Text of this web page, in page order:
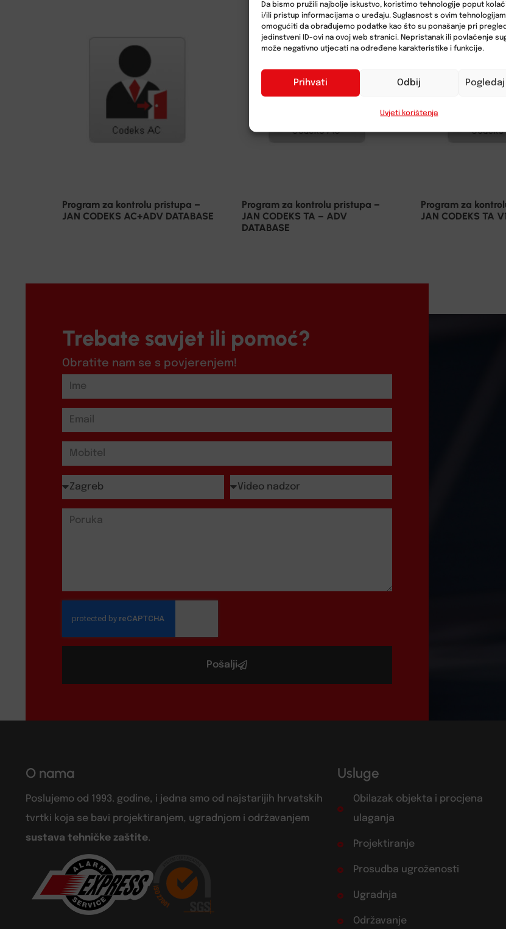
Da bismo pružili najbolje iskustvo, koristimo tehnologije poput
i/ili pristup informacijama o uređaju. Suglasnost s ovim
omogućiti da obrađujemo podatke kao što su ponašanje pri
jedinstveni ID-ovi na ovoj web stranici. Nepristanak ili povlačenje
može negativno utjecati na određene karakteristike i funkcije.
Prihvati Odbij
Uvjeti korištenja
Program za kontrolu pristupa –
JAN CODEKS AC+ADV DATABASE
Program za kontrolu pristupa –
JAN CODEKS TA – ADV
DATABASE
Program za
JAN CODEKS TA
Trebate savjet ili pomoć?
Obratite nam se s povjerenjem!
Pošalji
O nama
Poslujemo od 1993. godine, i jedna smo od najstarijih hrvatskih
tvrtki koja se bavi projektiranjem, ugradnjom i održavanjem
sustava tehničke zaštite.
Usluge
Obilazak objekta i procjena
ulaganja
Projektiranje
Prosudba ugroženosti
Ugradnja
Održavanje